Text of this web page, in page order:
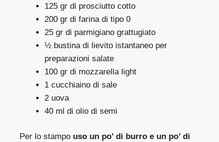
125 gr di prosciutto cotto
200 gr di farina di tipo 0
25 gr di parmigiano grattugiato
½ bustina di lievito istantaneo per
preparazioni salate
100 gr di mozzarella light
1 cucchiaino di sale
2 uova
40 ml di olio di semi
Per lo stampo uso un po’ di burro e un po’ di